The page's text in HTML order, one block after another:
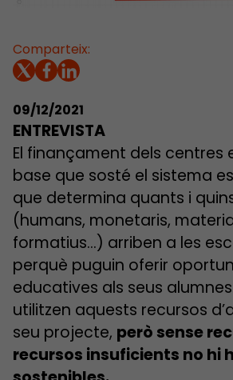
Comparteix:
09/12/2021
ENTREVISTA
El finançament dels centres
base que sosté el sistema
que determina quants i
(humans, monetaris,
formatius…) arriben a les
perquè puguin oferir
educatives als seus
utilitzen aquests recursos
seu projecte, però sense
recursos insuficients no hi